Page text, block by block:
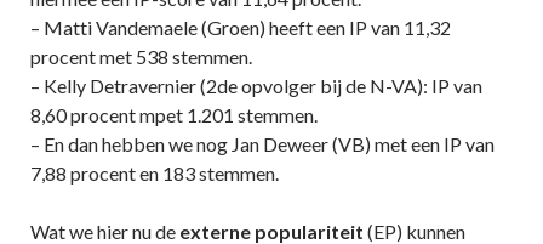
– Matti Vandemaele (Groen) heeft een IP van 11,32
procent met 538 stemmen.
– Kelly Detravernier (2de opvolger bij de N-VA): IP van
8,60 procent mpet 1.201 stemmen.
– En dan hebben we nog Jan Deweer (VB) met een IP van
7,88 procent en 183 stemmen.
Wat we hier nu de externe populariteit (EP) kunnen